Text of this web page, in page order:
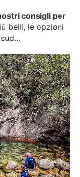
consigli per
belli, le opzioni